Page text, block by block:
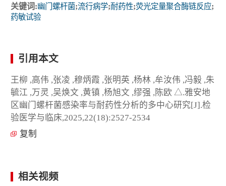
关键词:幽门螺杆菌;流行病学;耐药性;荧光定量聚合酶链反应;
药敏试验
引用本文
王柳 ,高伟 ,张凌 ,穆炳霞 ,张明英 ,杨林 ,牟汝伟 ,冯毅 ,朱
毓江 ,万灵 ,吴焕文 ,黄镇 ,杨旭文 ,缪强 ,陈欧 △.雅安地
区幽门螺杆菌感染率与耐药性分析的多中心研究[J].检
验医学与临床,2025,22(18):2527-2534
复制
相关视频